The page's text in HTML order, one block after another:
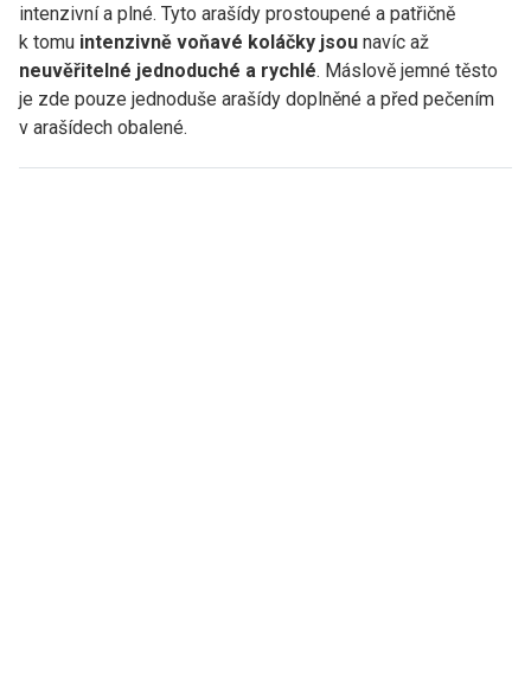
intenzivní a plné. Tyto arašídy prostoupené a patřičně
k tomu intenzivně voňavé koláčky jsou navíc až
neuvěřitelné jednoduché a rychlé. Máslově jemné těsto
je zde pouze jednoduše arašídy doplněné a před pečením
v arašídech obalené.